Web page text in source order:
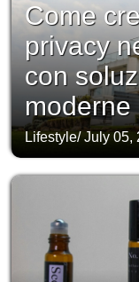
Come
privacy
con
moderne
Lifestyle/July 05,